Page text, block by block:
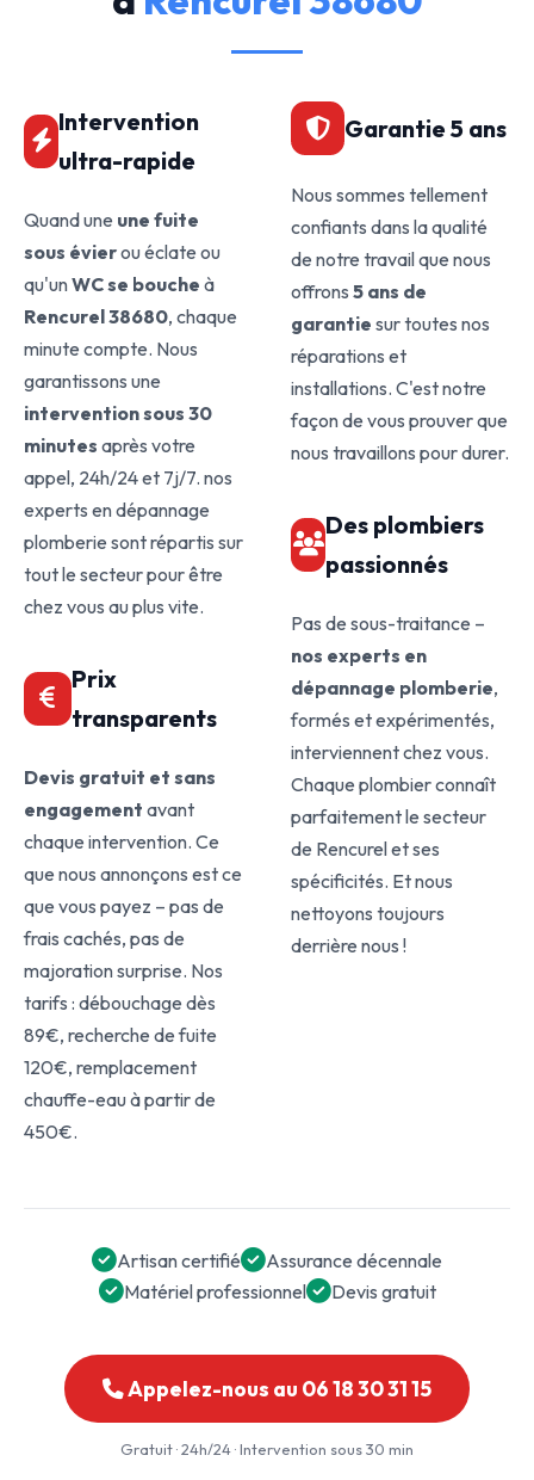
Intervention
ultra-rapide
Quand une une fuite
sous évierou éclate ou
qu'unWC se bouche à
Rencurel 38680, chaque
minute compte. Nous
garantissons une
intervention sous 30
minutes après votre
appel, 24h/24 et 7j/7. nos
experts en dépannage
plomberie sont répartis sur
tout le secteur pour être
chez vous au plus vite.
Prix
transparents
Devis gratuit et sans
engagement avant
chaque intervention. Ce
que nous annonçons est ce
que vous payez – pas de
frais cachés, pas de
majoration surprise. Nos
tarifs : débouchage dès
89€, recherche de fuite
120€, remplacement
chauffe-eau à partir de
450€.
Garantie 5 ans
Nous sommes tellement
confiants dans la qualité
de notre travail que nous
offrons 5 ans de
garantie sur toutes nos
réparations et
installations. C'est notre
façon de vous prouver que
nous travaillons pour durer.
Des plombiers
passionnés
Pas de sous-traitance –
nos experts en
dépannage plomberie,
formés et expérimentés,
interviennent chez vous.
Chaque plombier connaît
parfaitement le secteur
de Rencurel et ses
spécificités. Et nous
nettoyons toujours
derrière nous !
Artisan certifié
Assurance décennale
Matériel professionnel
Devis gratuit
Appelez-nous au 06 18 30 31 15
Gratuit · 24h/24 · Intervention sous 30 min